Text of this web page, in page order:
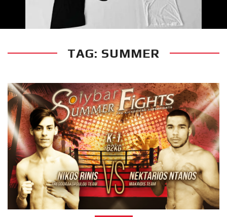
RECENT POSTS
επίσημα T-
shirts του
Ιωάννη
Θεοφάνους
με την υποστήριξη της
Sejoy Hellas.
Οι αθλητές
του Fight
Club Galatsi
TAG: SUMMER